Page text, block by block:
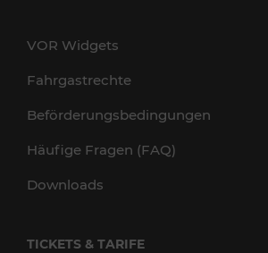
VOR Widgets
Fahrgastrechte
Beförderungsbedingungen
Häufige Fragen (FAQ)
Downloads
TICKETS & TARIFE